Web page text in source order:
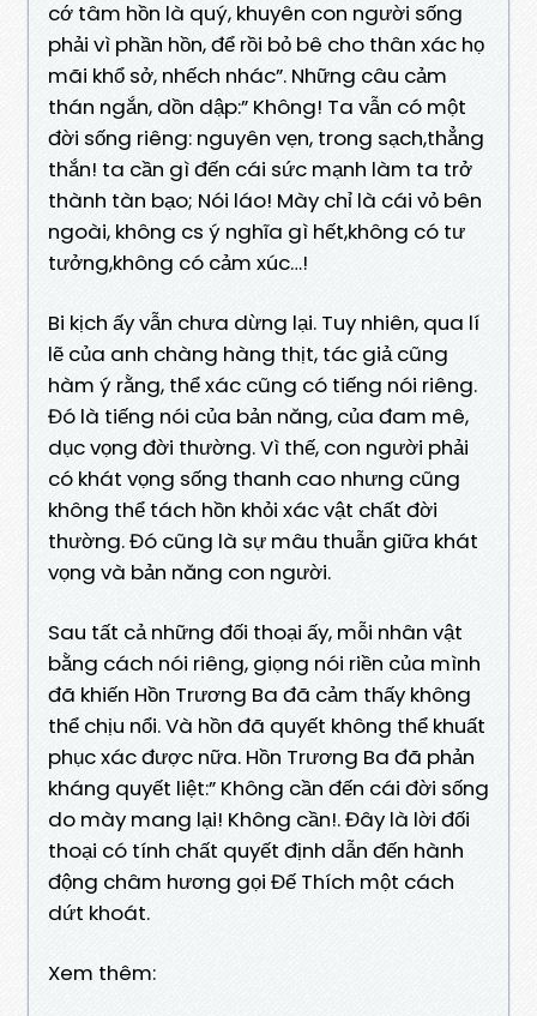
cớ tâm hồn là quý, khuyên con người sống
phải vì phần hồn, để rồi bỏ bê cho thân xác họ
mãi khổ sở, nhếch nhác”. Những câu cảm
thán ngắn, dồn dập:” Không! Ta vẫn có một
đời sống riêng: nguyên vẹn, trong sạch,thẳng
thắn! ta cần gì đến cái sức mạnh làm ta trở
thành tàn bạo; Nói láo! Mày chỉ là cái vỏ bên
ngoài, không cs ý nghĩa gì hết,không có tư
tưởng,không có cảm xúc…!
Bi kịch ấy vẫn chưa dừng lại. Tuy nhiên, qua lí
lẽ của anh chàng hàng thịt, tác giả cũng
hàm ý rằng, thể xác cũng có tiếng nói riêng.
Đó là tiếng nói của bản năng, của đam mê,
dục vọng đời thường. Vì thế, con người phải
có khát vọng sống thanh cao nhưng cũng
không thể tách hồn khỏi xác vật chất đời
thường. Đó cũng là sự mâu thuẫn giữa khát
vọng và bản năng con người.
Sau tất cả những đối thoại ấy, mỗi nhân vật
bằng cách nói riêng, giọng nói riền của mình
đã khiến Hồn Trương Ba đã cảm thấy không
thể chịu nổi. Và hồn đã quyết không thể khuất
phục xác được nữa. Hồn Trương Ba đã phản
kháng quyết liệt:” Không cần đến cái đời sống
do mày mang lại! Không cần!. Đây là lời đối
thoại có tính chất quyết định dẫn đến hành
động châm hương gọi Đế Thích một cách
dứt khoát.
Xem thêm: